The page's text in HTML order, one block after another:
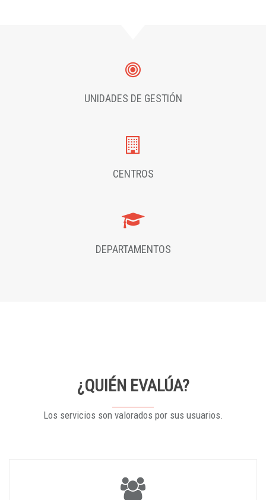
UNIDADES DE GESTIÓN
CENTROS
DEPARTAMENTOS
¿QUIÉN EVALÚA?
Los servicios son valorados por sus usuarios.